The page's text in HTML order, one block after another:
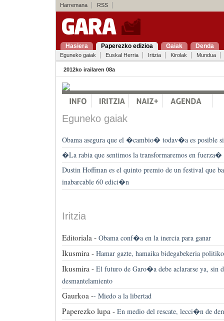
Harremana RSS
Hasiera Paperezko edizioa Gaiak Denda
Eguneko gaiak Euskal Herria Iritzia Kirolak Mundua
2012ko irailaren 08a
Eguneko gaiak
Obama asegura que el �cambio� todav�a es posible
�La rabia que sentimos la transformaremos en fuerza�
Dustin Hoffman es el quinto premio de un festival que
inabarcable 60 edici�n
Iritzia
Editoriala - Obama conf�a en la inercia para ganar
Ikusmira - Hamar gazte, hamaika bidegabekeria politiko
Ikusmira - El futuro de Garo�a debe aclararse ya, sin
desmantelamiento
Gaurkoa -- Miedo a la libertad
Paperezko lupa - En medio del rescate, lecci�n de